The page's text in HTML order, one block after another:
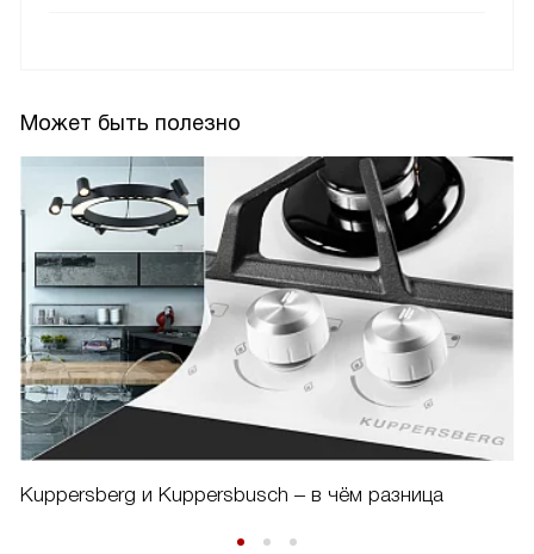
Может быть полезно
Kuppersberg и Kuppersbusch – в чём разница